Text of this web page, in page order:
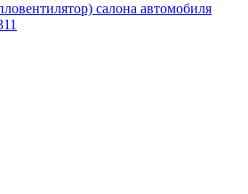
салона автомобиля